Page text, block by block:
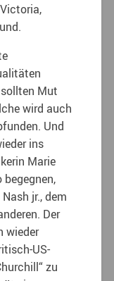
Mut
wird auch
Und
ins
Marie
jr., dem
Der
wieder
US-
zu